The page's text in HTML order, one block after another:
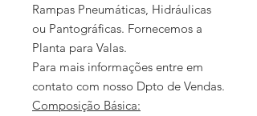
Rampas Pneumáticas, Hidráulicas
ou Pantográficas. Fornecemos a
Planta para Valas.
Para mais informações entre em
contato com nosso Dpto de Vendas.
Composição Básica: